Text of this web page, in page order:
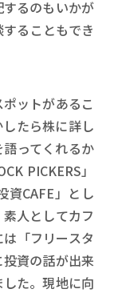
るのもいかが
ることもでき
ットがあるこ
たら株に詳し
ってくれるか
PICKERS」
資CAFE」とし
人としてカフ
「フリースタ
資の話が出来
た。現地に向